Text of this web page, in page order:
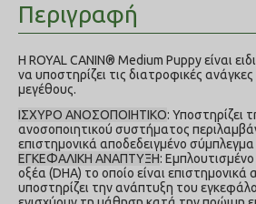
Περιγραφή
Η ROYAL CANIN® Medium Puppy είναι
να υποστηρίζει τις διατροφικές
μεγέθους.
ΙΣΧΥΡΟ ΑΝΟΣΟΠΟΙΗΤΙΚΟ: Υποστηρίζει
ανοσοποιητικού συστήματος
επιστημονικά αποδεδειγμένο σύμπλεγμα
ΕΓΚΕΦΑΛΙΚΗ ΑΝΑΠΤΥΞΗ:
οξέα (DHA) το οποίο είναι επιστημονικά
υποστηρίζει την ανάπτυξη του